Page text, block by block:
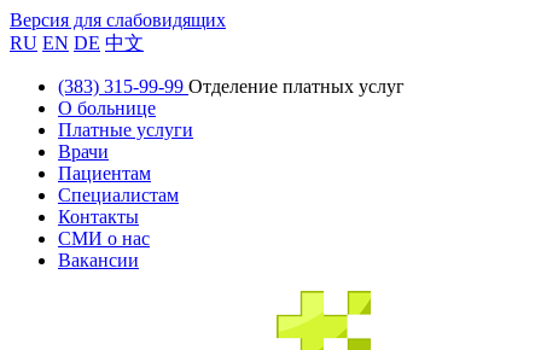
Версия для слабовидящих
RU EN DE 中文
(383) 315-99-99 Отделение платных услуг
О больнице
Платные услуги
Врачи
Пациентам
Специалистам
Контакты
СМИ о нас
Вакансии